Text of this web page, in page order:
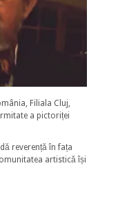
Filiala Cluj,
a pictoriței
reverență în fața
artistică își